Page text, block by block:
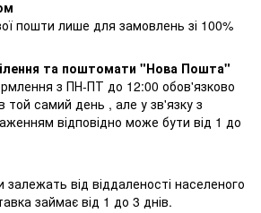
пошти лише для замовлень зі 100%
та поштомати "Нова Пошта"
з ПН-ПТ до 12:00 обов'язково
той самий день , але у зв'язку з
відповідно може бути від 1 до
залежать від віддаленості населеного
займає від 1 до 3 днів.